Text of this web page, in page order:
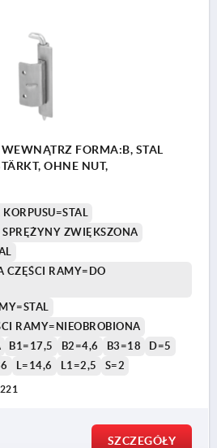
FORMA:B, STAL
OHNE NUT,
ZWIĘKSZONA
CZĘŚCI RAMY=DO
RAMY=NIEOBROBIONA
B1=17,5 B2=4,6 B3=18
D=5
L=14,6 L1=2,5 S=2
SZCZEGÓŁY